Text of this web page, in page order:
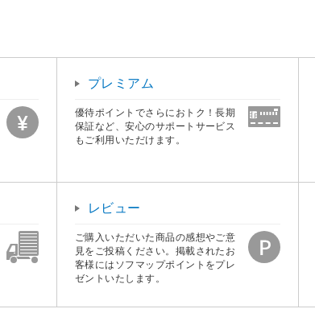
プレミアム
優待ポイントでさらにおトク！長期
保証など、安心のサポートサービス
もご利用いただけます。
レビュー
ご購入いただいた商品の感想やご意
見をご投稿ください。掲載されたお
客様にはソフマップポイントをプレ
ゼントいたします。